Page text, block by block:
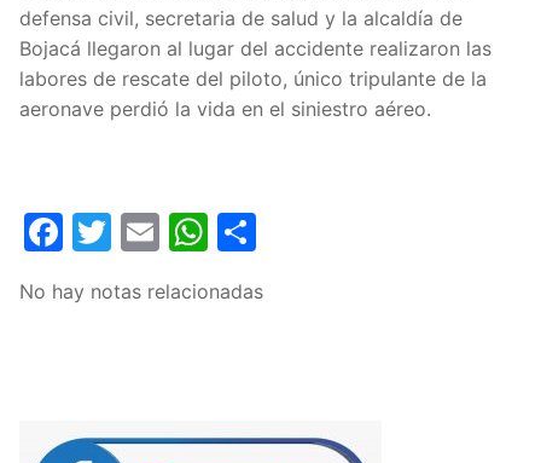
defensa civil, secretaria de salud y la alcaldía de
Bojacá llegaron al lugar del accidente realizaron las
labores de rescate del piloto, único tripulante de la
aeronave perdió la vida en el siniestro aéreo.
Facebook
Twitter
EmailWhatsApp
No hay notas relacionadas